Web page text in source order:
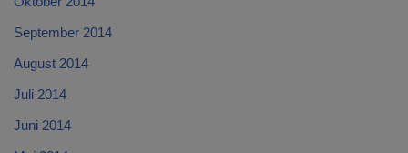
September 2014
August 2014
Juli 2014
Juni 2014